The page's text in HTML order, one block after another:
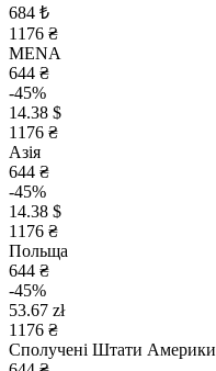
684 ₺
1176 ₴
MENA
644 ₴
-45%
14.38 $
1176 ₴
Азія
644 ₴
-45%
14.38 $
1176 ₴
Польща
644 ₴
-45%
53.67 zł
1176 ₴
Сполучені Штати Америки